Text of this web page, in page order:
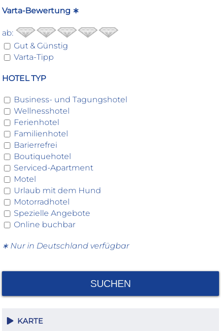
Varta-Bewertung ∗
ab:
Gut & Günstig
Varta-Tipp
HOTEL TYP
Business- und Tagungshotel
Wellnesshotel
Ferienhotel
Familienhotel
Barierrefrei
Boutiquehotel
Serviced-Apartment
Motel
Urlaub mit dem Hund
Motorradhotel
Spezielle Angebote
Online buchbar
∗ Nur in Deutschland verfügbar
SUCHEN
KARTE